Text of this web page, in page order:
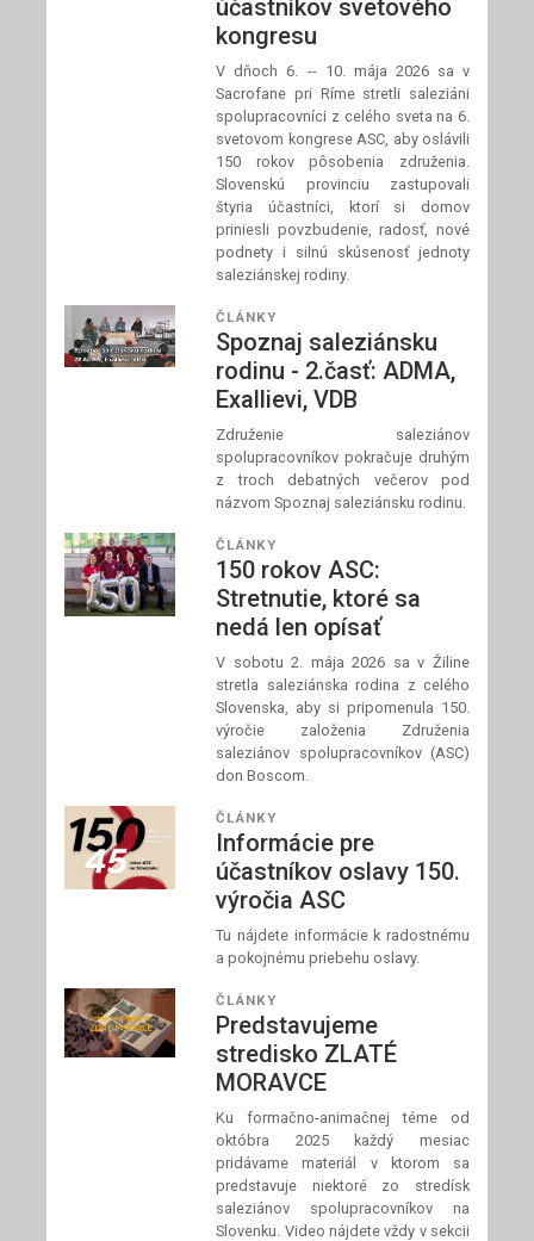
účastníkov svetového
kongresu
V dňoch 6. -- 10. mája 2026 sa v
Sacrofane pri Ríme stretli saleziáni
spolupracovníci z celého sveta na 6.
svetovom kongrese ASC, aby oslávili
150 rokov pôsobenia združenia.
Slovenskú provinciu zastupovali
štyria účastníci, ktorí si domov
priniesli povzbudenie, radosť, nové
podnety i silnú skúsenosť jednoty
saleziánskej rodiny.
ČLÁNKY
Spoznaj saleziánsku
rodinu - 2.časť: ADMA,
Exallievi, VDB
Združenie saleziánov
spolupracovníkov pokračuje druhým
z troch debatných večerov pod
názvom Spoznaj saleziánsku rodinu.
ČLÁNKY
150 rokov ASC:
Stretnutie, ktoré sa
nedá len opísať
V sobotu 2. mája 2026 sa v Žiline
stretla saleziánska rodina z celého
Slovenska, aby si pripomenula 150.
výročie založenia Združenia
saleziánov spolupracovníkov (ASC)
don Boscom.
ČLÁNKY
Informácie pre
účastníkov oslavy 150.
výročia ASC
Tu nájdete informácie k radostnému
a pokojnému priebehu oslavy.
ČLÁNKY
Predstavujeme
stredisko ZLATÉ
MORAVCE
Ku formačno-animačnej téme od
októbra 2025 každý mesiac
pridávame materiál v ktorom sa
predstavuje niektoré zo stredísk
saleziánov spolupracovníkov na
Slovenku. Video nájdete vždy v sekcii